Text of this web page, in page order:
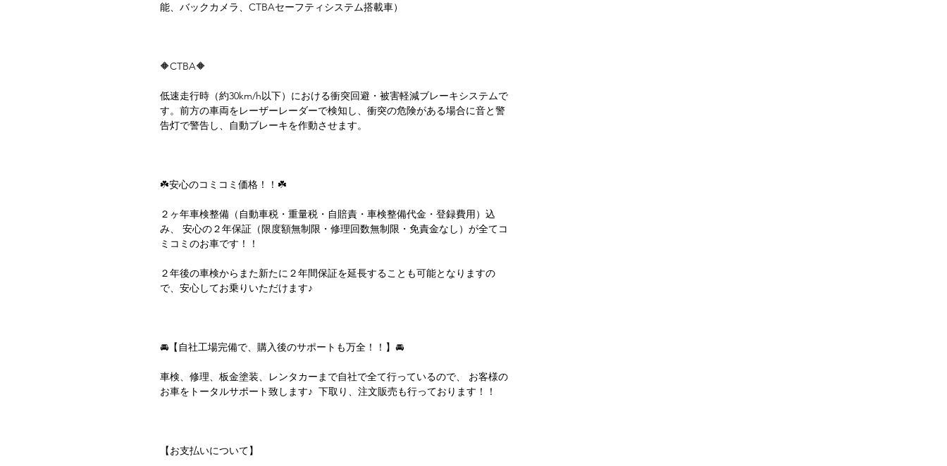
能、バックカメラ、CTBAセーフティシステム搭載車）
🔶CTBA🔶
低速走行時（約30km/h以下）における衝突回避・被害軽減ブレーキシステムで
す。前方の車両をレーザーレーダーで検知し、衝突の危険がある場合に音と警
告灯で警告し、自動ブレーキを作動させます。
☘️安心のコミコミ価格！！☘️
２ヶ年車検整備（自動車税・重量税・自賠責・車検整備代金・登録費用）込
み、 安心の２年保証（限度額無制限・修理回数無制限・免責金なし）が全てコ
ミコミのお車です！！
２年後の車検からまた新たに２年間保証を延長することも可能となりますの
で、安心してお乗りいただけます♪
🚘【自社工場完備で、購入後のサポートも万全！！】🚘
車検、修理、板金塗装、レンタカーまで自社で全て行っているので、 お客様の
お車をトータルサポート致します♪ 下取り、注文販売も行っております！！
【お支払いについて】